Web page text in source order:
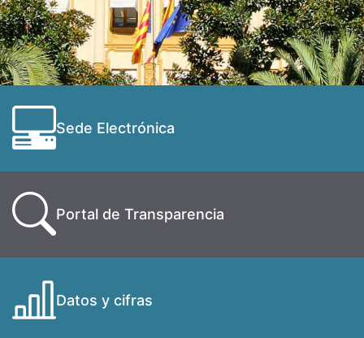
Sede Electrónica
Portal de Transparencia
Datos y cifras